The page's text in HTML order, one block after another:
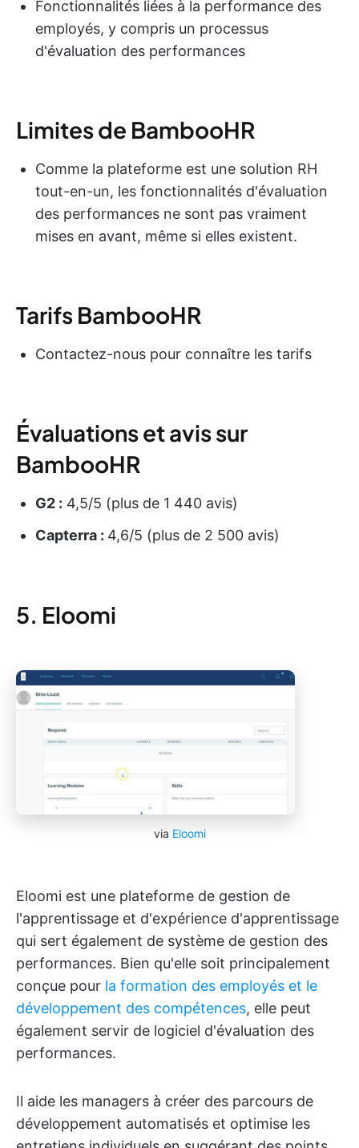
Fonctionnalités liées à la performance des
employés, y compris un processus
d'évaluation des performances
Limites de BambooHR
Comme la plateforme est une solution RH
tout-en-un, les fonctionnalités d'évaluation
des performances ne sont pas vraiment
mises en avant, même si elles existent.
Tarifs BambooHR
Contactez-nous pour connaître les tarifs
Évaluations et avis sur
BambooHR
G2 : 4,5/5 (plus de 1 440 avis)
Capterra : 4,6/5 (plus de 2 500 avis)
5. Eloomi
via Eloomi
Eloomi est une plateforme de gestion de
l'apprentissage et d'expérience d'apprentissage
qui sert également de système de gestion des
performances. Bien qu'elle soit principalement
conçue pour la formation des employés et le
développement des compétences, elle peut
également servir de logiciel d'évaluation des
performances.
Il aide les managers à créer des parcours de
développement automatisés et optimise les